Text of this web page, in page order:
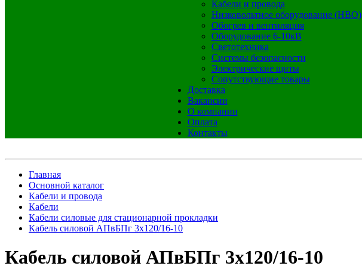
Кабели и провода
Низковольтное оборудование (НВО)
Обогрев и вентиляция
Оборудование 6-10кВ
Светотехника
Системы безопасности
Электрические щиты
Сопутствующие товары
Доставка
Вакансии
О компании
Оплата
Контакты
Главная
Основной каталог
Кабели и провода
Кабели
Кабели силовые для стационарной прокладки
Кабель силовой АПвБПг 3х120/16-10
Кабель силовой АПвБПг 3х120/16-10